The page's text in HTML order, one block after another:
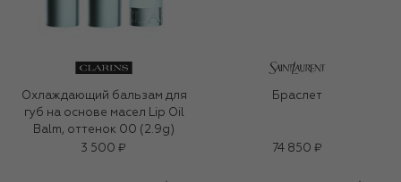
Охлаждающий бальзам для
губ на основе масел Lip Oil
Balm, оттенок 00 (2.9g)
3 500 ₽
Браслет
74 850 ₽